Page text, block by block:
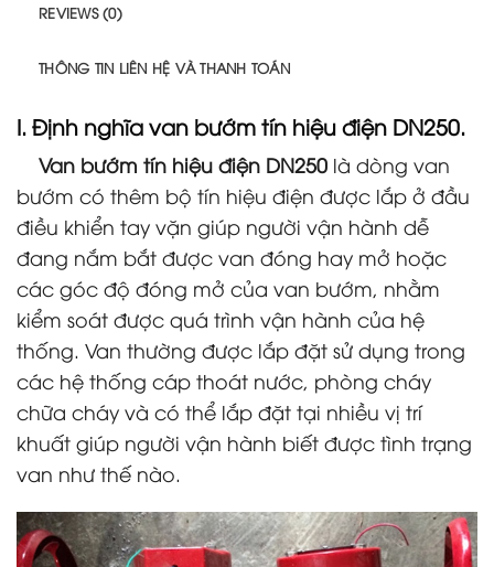
REVIEWS (0)
THÔNG TIN LIÊN HỆ VÀ THANH TOÁN
I. Định nghĩavan bướm tín hiệu điện DN250.
Van bướm tín hiệu điện DN250 là dòng van
bướm có thêm bộ tín hiệu điện được lắp ở đầu
điều khiển tay vặn giúp người vận hành dễ
đang nắm bắt được van đóng hay mở hoặc
các góc độ đóng mở của van bướm, nhằm
kiểm soát được quá trình vận hành của hệ
thống. Van thường được lắp đặt sử dụng trong
các hệ thống cáp thoát nước, phòng cháy
chữa cháy và có thể lắp đặt tại nhiều vị trí
khuất giúp người vận hành biết được tình trạng
van như thế nào.